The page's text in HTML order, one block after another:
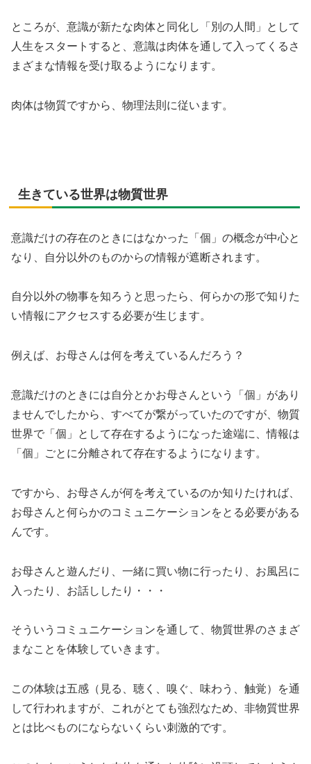
ところが、意識が新たな肉体と同化し「別の人間」として
人生をスタートすると、意識は肉体を通して入ってくるさ
まざまな情報を受け取るようになります。
肉体は物質ですから、物理法則に従います。
生きている世界は物質世界
意識だけの存在のときにはなかった「個」の概念が中心と
なり、自分以外のものからの情報が遮断されます。
自分以外の物事を知ろうと思ったら、何らかの形で知りた
い情報にアクセスする必要が生じます。
例えば、お母さんは何を考えているんだろう？
意識だけのときには自分とかお母さんという「個」があり
ませんでしたから、すべてが繋がっていたのですが、物質
世界で「個」として存在するようになった途端に、情報は
「個」ごとに分離されて存在するようになります。
ですから、お母さんが何を考えているのか知りたければ、
お母さんと何らかのコミュニケーションをとる必要がある
んです。
お母さんと遊んだり、一緒に買い物に行ったり、お風呂に
入ったり、お話ししたり・・・
そういうコミュニケーションを通して、物質世界のさまざ
まなことを体験していきます。
この体験は五感（見る、聴く、嗅ぐ、味わう、触覚）を通
して行われますが、これがとても強烈なため、非物質世界
とは比べものにならないくらい刺激的です。